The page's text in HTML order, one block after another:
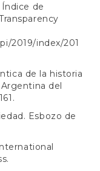
de
2019/index/201
de la historia
del
Esbozo de